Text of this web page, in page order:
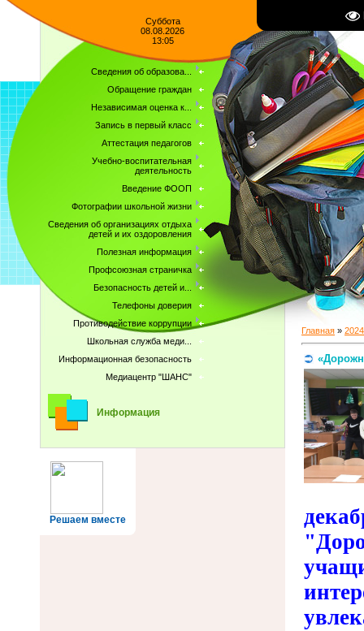
Суббота
08.08.2026
13:05
Сведения об образова...
Обращение граждан
Независимая оценка к...
Запись в первый класс
Аттестация педагогов
Учебно-воспитательная
деятельность
Введение ФООП
Фотографии школьной жизни
Сведения об организациях отдыха
детей и их оздоровления
Полезная информация
Профсоюзная страничка
Безопасность детей и...
Телефоны доверия
Противодействие коррупции
Школьная служба меди...
Информационная безопасность
Медиацентр "ШАНС"
Информация
Решаем вместе
Главная » 2024